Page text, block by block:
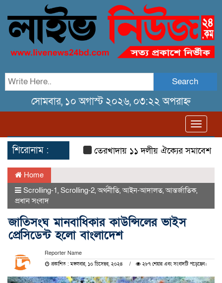
Search
সোমবার, ১০ অগাস্ট ২০২৬, ০৩:২২ অপরাহ্ন
শিরোনাম : তেরখাদায় ১১ দলীয় ঐক্যের সমাবেশ ও গণ
Home
Scrolling-1, Scrolling-2,অর্থনীতি,আইন-আদালত,আন্তর্জাতিক,
প্রধান সংবাদ
জাতিসংঘ মানবাধিকার কাউন্সিলের ভাইস
প্রেসিডেন্ট হলো বাংলাদেশ
Reporter Name
প্রকাশিত : মঙ্গলবার, ১০ ডিসেম্বর, ২০২৪ ২৮৭ শেয়ার এবং সংবাদটি পড়েছেন।